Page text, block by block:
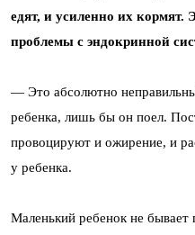
едят, и усиленно их кормят.
проблемы с эндокринной
— Это абсолютно
ребенка, лишь бы он поел.
провоцируют и ожирение, и
у ребенка.
Маленький ребенок не